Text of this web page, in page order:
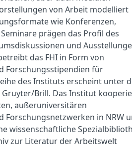
von Arbeit modelliert
wie Konferenzen,
prägen das Profil des
und
das FHI in Form von
Forschungsstipendien für
des Instituts erscheint unter
Brill. Das Institut
außeruniversitären
in NRW
wissenschaftliche
zur Literatur der Arbeitswelt